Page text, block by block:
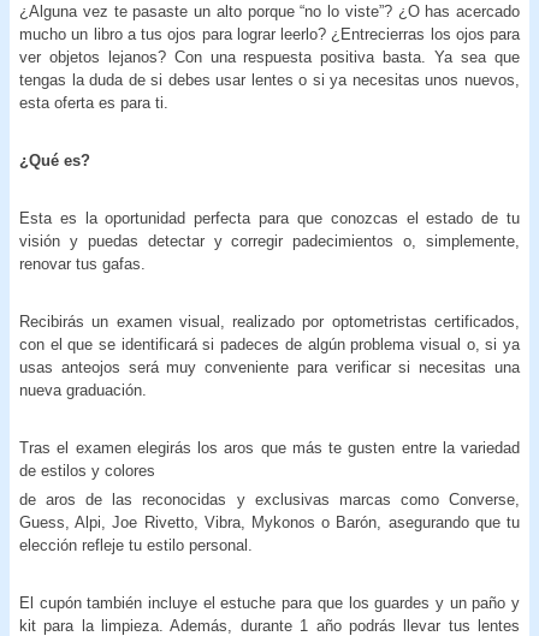
¿Alguna vez te pasaste un alto porque “no lo viste”? ¿O has acercado
mucho un libro a tus ojos para lograr leerlo? ¿Entrecierras los ojos para
ver objetos lejanos? Con una respuesta positiva basta. Ya sea que
tengas la duda de si debes usar lentes o si ya necesitas unos nuevos,
esta oferta es para ti.
¿Qué es?
Esta es la oportunidad perfecta para que conozcas el estado de tu
visión y puedas detectar y corregir padecimientos o, simplemente,
renovar tus gafas.
Recibirás un examen visual, realizado por optometristas certificados,
con el que se identificará si padeces de algún problema visual o, si ya
usas anteojos será muy conveniente para verificar si necesitas una
nueva graduación.
Tras el examen elegirás los aros que más te gusten entre la variedad
de estilos y colores
de aros de las reconocidas y exclusivas marcas como Converse,
Guess, Alpi, Joe Rivetto, Vibra, Mykonos o Barón, asegurando que tu
elección refleje tu estilo personal.
El cupón también incluye el estuche para que los guardes y un paño y
kit para la limpieza. Además, durante 1 año podrás llevar tus lentes